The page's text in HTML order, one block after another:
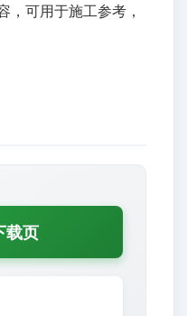
，可用于施工参考，
载页